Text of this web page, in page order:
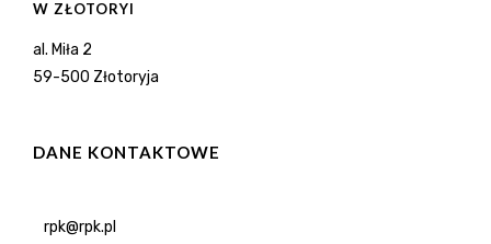
W ZŁOTORYI
al. Miła 2
59-500 Złotoryja
DANE KONTAKTOWE
rpk@rpk.pl